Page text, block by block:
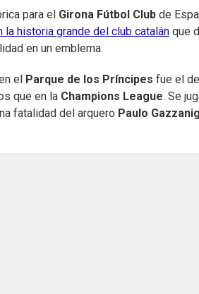
para el Girona Fútbol Club de
la historia grande del club catalán que
en un emblema.
el Parque de los Príncipes fue el
que en la Champions League. Se
fatalidad del arquero Paulo